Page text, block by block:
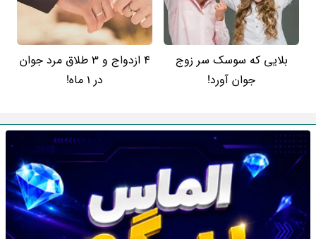
بلایی که سوسک سر زوج
جوان آورد!
4 ازدواج و 3 طلاق مرد جوان
در 1 ماه!